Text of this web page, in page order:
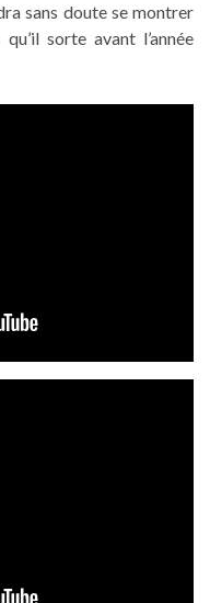
sans doute se montrer
sorte avant l’année